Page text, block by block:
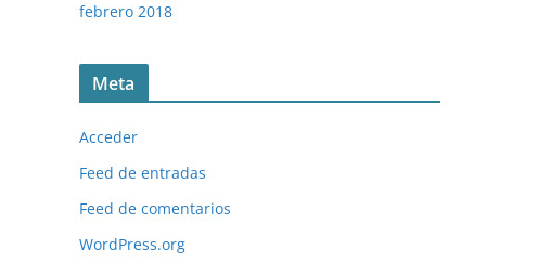
febrero 2018
Meta
Acceder
Feed de entradas
Feed de comentarios
WordPress.org